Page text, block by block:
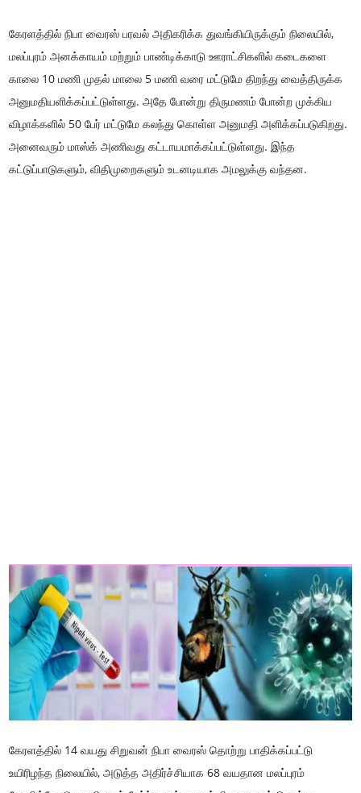
கேரளத்தில் நிபா வைரஸ் பரவல் அதிகரிக்க துவங்கியிருக்கும் நிலையில்,
மலப்புரம் அனக்காயம் மற்றும் பாண்டிக்காடு ஊராட்சிகளில் கடைகளை
காலை 10 மணி முதல் மாலை 5 மணி வரை மட்டுமே திறந்து வைத்திருக்க
அனுமதியளிக்கப்பட்டுள்ளது. அதே போன்று திருமணம் போன்ற முக்கிய
விழாக்களில் 50 பேர் மட்டுமே கலந்து கொள்ள அனுமதி அளிக்கப்படுகிறது.
அனைவரும் மாஸ்க் அணிவது கட்டாயமாக்கப்பட்டுள்ளது. இந்த
கட்டுப்பாடுகளும், விதிமுறைகளும் உடனடியாக அமலுக்கு வந்தன.
கேரளத்தில் 14 வயது சிறுவன் நிபா வைரஸ் தொற்று பாதிக்கப்பட்டு
உயிரிழந்த நிலையில், அடுத்த அதிர்ச்சியாக 68 வயதான மலப்புரம்